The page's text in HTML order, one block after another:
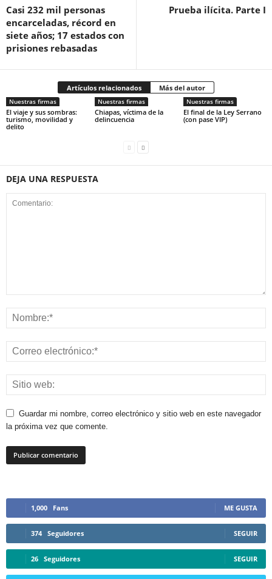
Casi 232 mil personas
encarceladas, récord en
siete años; 17 estados con
prisiones rebasadas
Prueba ilícita. Parte I
Artículos relacionados Más del autor
Nuestras firmas
El viaje y sus sombras:
turismo, movilidad y
delito
Nuestras firmas
Chiapas, víctima de la
delincuencia
Nuestras firmas
El final de la Ley Serrano
(con pase VIP)
DEJA UNA RESPUESTA
Guardar mi nombre, correo electrónico y sitio web en este navegador
la próxima vez que comente.
1,000 Fans ME GUSTA
374 Seguidores SEGUIR
26 Seguidores SEGUIR